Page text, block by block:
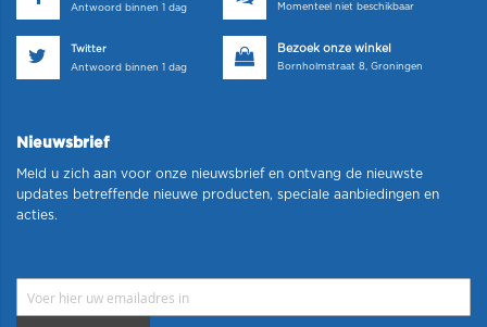
Antwoord binnen 1 dag
Momenteel niet beschikbaar
Twitter
Antwoord binnen 1 dag
Bezoek onze winkel
Bornholmstraat 8, Groningen
Nieuwsbrief
Meld u zich aan voor onze nieuwsbrief en ontvang de nieuwste
updates betreffende nieuwe producten, speciale aanbiedingen en
acties.